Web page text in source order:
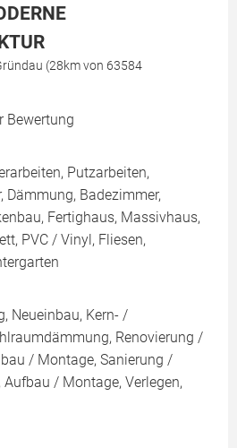
(28km von 63584
Bewertung
Putzarbeiten,
Dämmung, Badezimmer,
Fertighaus, Massivhaus,
PVC / Vinyl, Fliesen,
Neueinbau, Kern- /
Renovierung /
/ Montage, Sanierung /
/ Montage, Verlegen,